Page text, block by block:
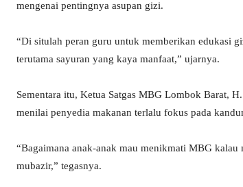
mengenai pentingnya asupan gizi.
“Di situlah peran guru untuk memberikan edukasi
terutama sayuran yang kaya manfaat,” ujarnya.
Sementara itu, Ketua Satgas MBG Lombok Barat,
menilai penyedia makanan terlalu fokus pada
“Bagaimana anak-anak mau menikmati MBG
mubazir,” tegasnya.